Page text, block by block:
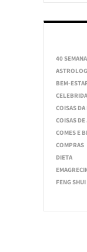
40
BEM-
COISAS
COISAS DE
COMES E
COMPRAS
DIETA
FENG SHUI